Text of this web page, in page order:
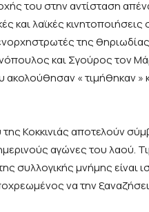
του στην αντίσταση
και λαϊκές
της
και Σγούρος τον
« τιμήθηκαν »
Κοκκινιάς αποτελούν
αγώνες του λαού.
συλλογικής μνήμης είναι
να την